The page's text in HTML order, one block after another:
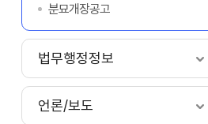
분묘개장공고
법무행정정보
언론/보도